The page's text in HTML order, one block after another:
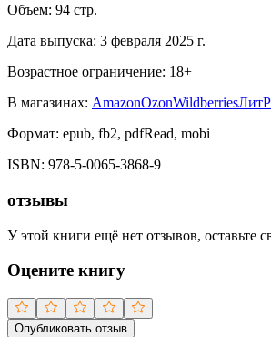
Объем: 94 стр.
Дата выпуска: 3 февраля 2025 г.
Возрастное ограничение: 18+
В магазинах: AmazonOzonWildberries
Формат: epub, fb2, pdfRead, mobi
ISBN: 978-5-0065-3868-9
отзывы
У этой книги ещё нет отзывов, оставьте
Оцените книгу
Опубликовать отзыв